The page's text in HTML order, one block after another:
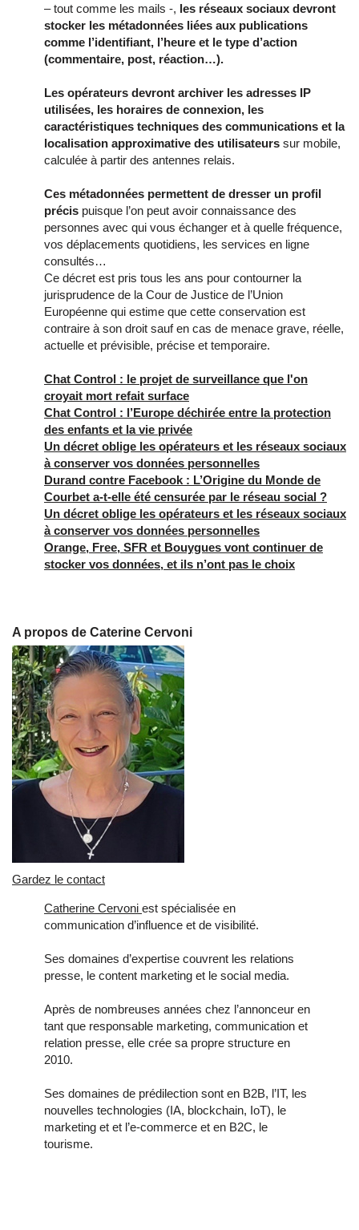
– tout comme les mails -, les réseaux sociaux devront
stocker les métadonnées liées aux publications
comme l’identifiant, l’heure et le type d’action
(commentaire, post, réaction…).
Les opérateurs devront archiver les adresses IP
utilisées, les horaires de connexion, les
caractéristiques techniques des communications et la
localisation approximative des utilisateurs sur mobile,
calculée à partir des antennes relais.
Ces métadonnées permettent de dresser un profil
précis puisque l’on peut avoir connaissance des
personnes avec qui vous échanger et à quelle fréquence,
vos déplacements quotidiens, les services en ligne
consultés…
Ce décret est pris tous les ans pour contourner la
jurisprudence de la Cour de Justice de l’Union
Européenne qui estime que cette conservation est
contraire à son droit sauf en cas de menace grave, réelle,
actuelle et prévisible, précise et temporaire.
Chat Control : le projet de surveillance que l'on
croyait mort refait surface
Chat Control : l’Europe déchirée entre la protection
des enfants et la vie privée
Un décret oblige les opérateurs et les réseaux sociaux
à conserver vos données personnelles
Durand contre Facebook : L’Origine du Monde de
Courbet a-t-elle été censurée par le réseau social ?
Un décret oblige les opérateurs et les réseaux sociaux
à conserver vos données personnelles
Orange, Free, SFR et Bouygues vont continuer de
stocker vos données, et ils n’ont pas le choix
A propos de Caterine Cervoni
Gardez le contact
Catherine Cervoni est spécialisée en
communication d’influence et de visibilité.
Ses domaines d’expertise couvrent les relations
presse, le content marketing et le social media.
Après de nombreuses années chez l’annonceur en
tant que responsable marketing, communication et
relation presse, elle crée sa propre structure en
2010.
Ses domaines de prédilection sont en B2B, l’IT, les
nouvelles technologies (IA, blockchain, IoT), le
marketing et et l’e-commerce et en B2C, le
tourisme.